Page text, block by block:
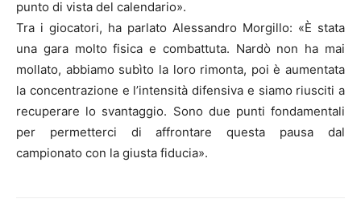
punto di vista del calendario».
Tra i giocatori, ha parlato Alessandro Morgillo: «È stata
una gara molto fisica e combattuta. Nardò non ha mai
mollato, abbiamo subìto la loro rimonta, poi è aumentata
la concentrazione e l’intensità difensiva e siamo riusciti a
recuperare lo svantaggio. Sono due punti fondamentali
per permetterci di affrontare questa pausa dal
campionato con la giusta fiducia».